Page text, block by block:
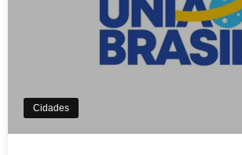
Aviso de Cookies!
Este website utiliza Cookies. Usamos
experiência única em nosso site.
Cidades